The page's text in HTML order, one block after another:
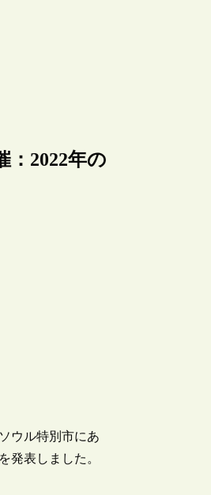
：2022年の
ウル特別市にあ
発表しました。